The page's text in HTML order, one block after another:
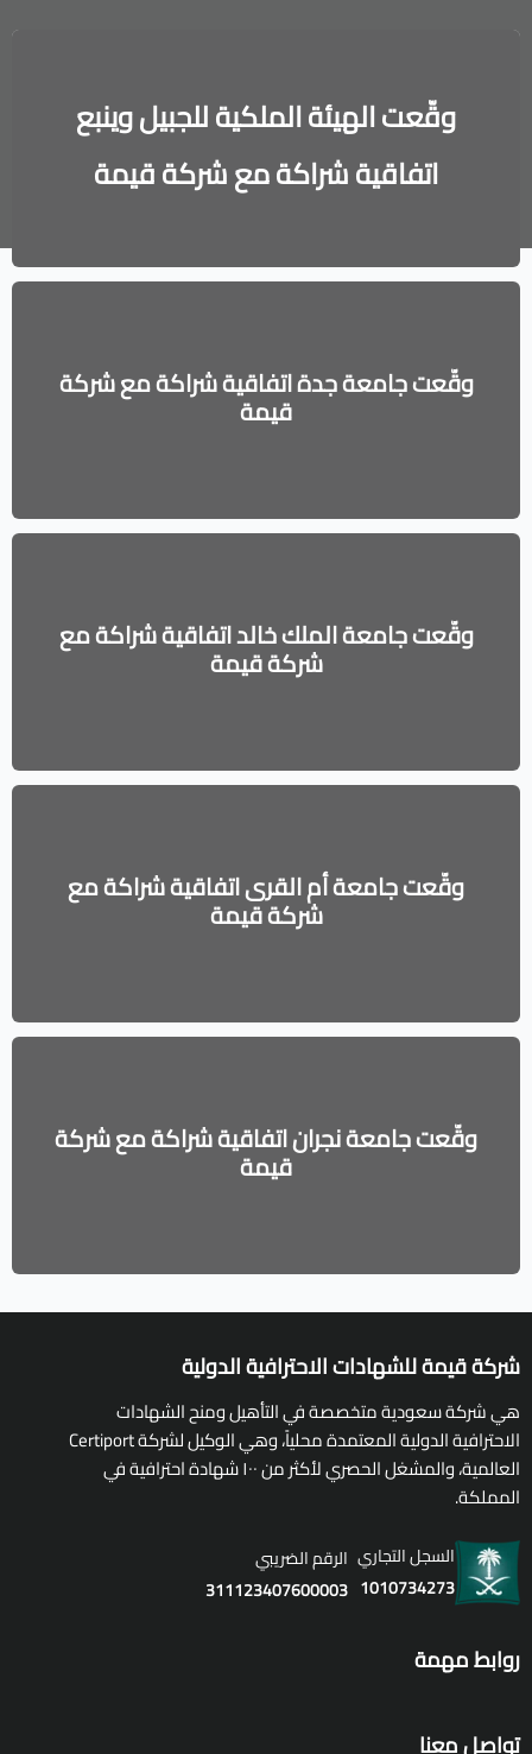
وقّعت الهيئة الملكية للجبيل وينبع
اتفاقية شراكة مع شركة قيمة
وقّعت جامعة جدة اتفاقية شراكة مع شركة
قيمة
وقّعت جامعة الملك خالد اتفاقية شراكة مع
شركة قيمة
وقّعت جامعة أم القرى اتفاقية شراكة مع
شركة قيمة
وقّعت جامعة نجران اتفاقية شراكة مع شركة
قيمة
شركة قيمة للشهادات الاحترافية الدولية
هي شركة سعودية متخصصة في التأهيل ومنح الشهادات
الاحترافية الدولية المعتمدة محلياً، وهي الوكيل لشركة Certiport
العالمية، والمشغل الحصري لأكثر من ١٠٠ شهادة احترافية في
المملكة.
السجل التجاري
1010734273
الرقم الضريبي
311123407600003
روابط مهمة
تواصل معنا